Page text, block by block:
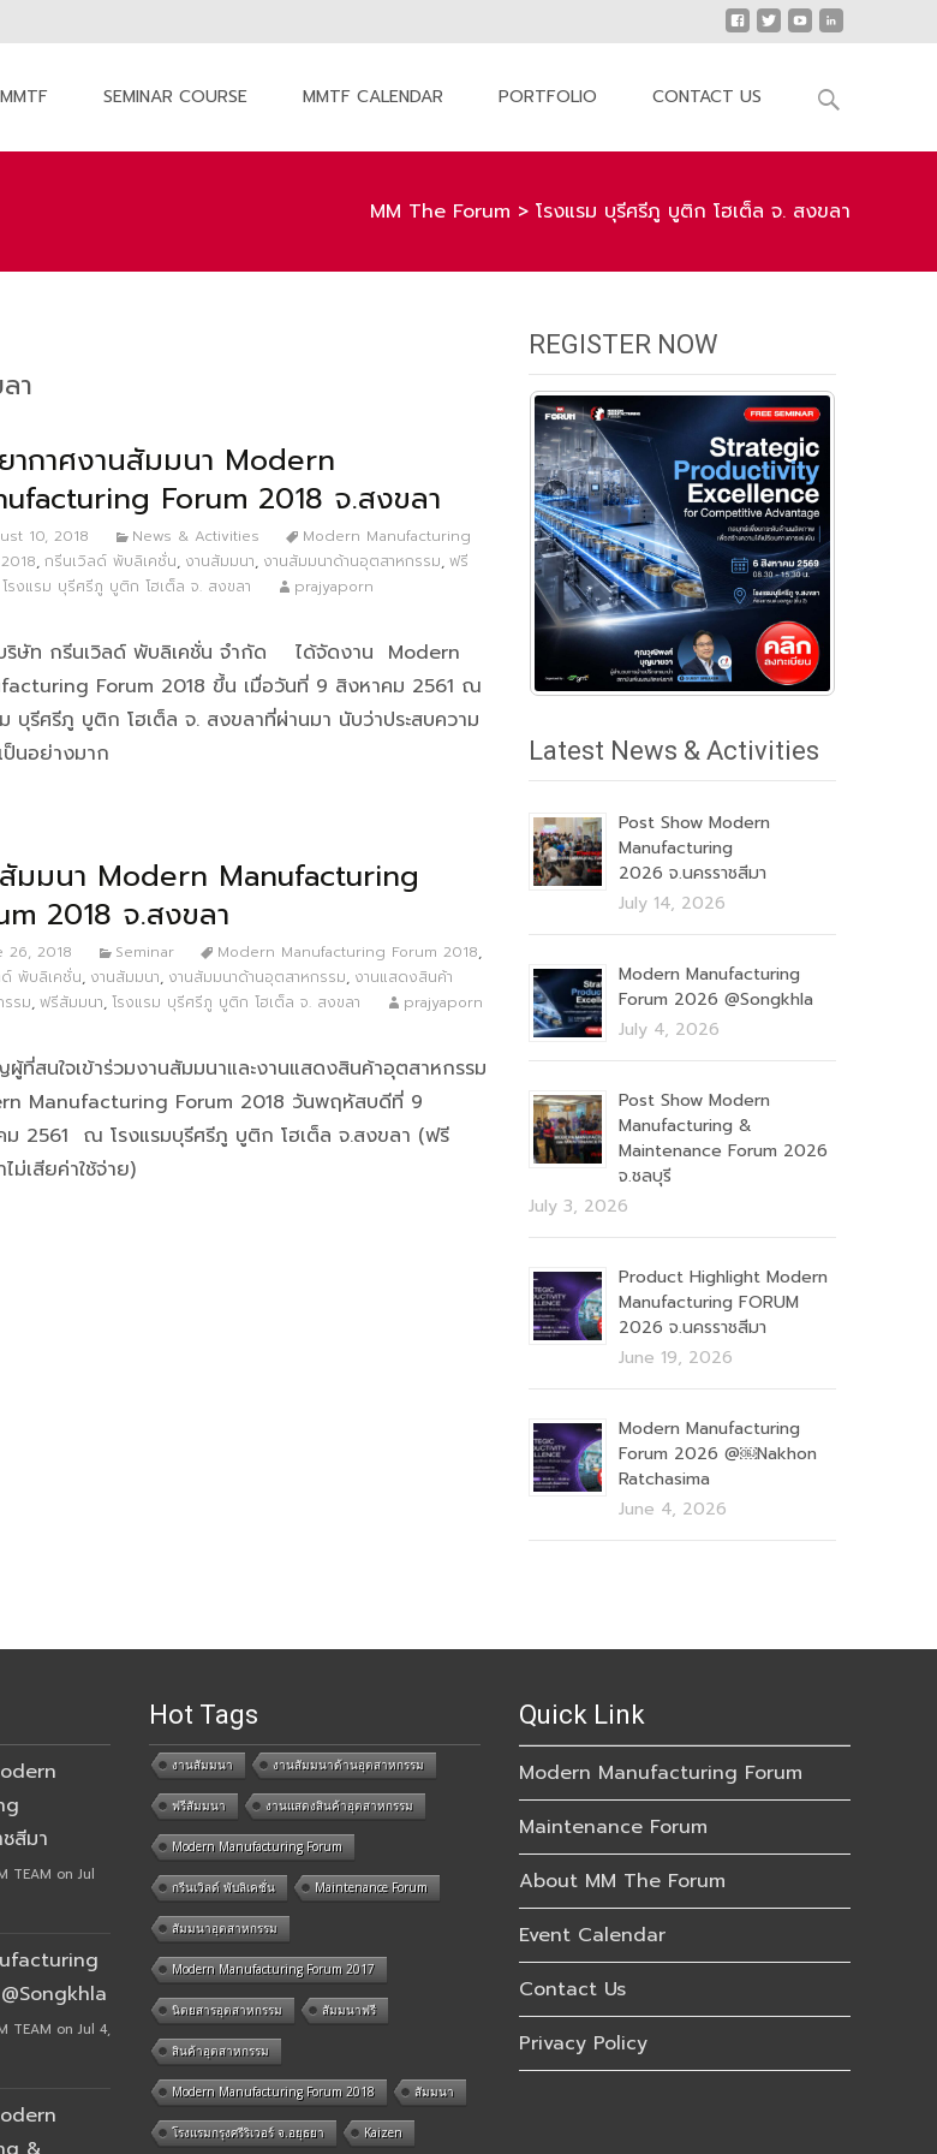
SEMINAR COURSE MMTF CALENDAR PORTFOLIO CONTACT US
Search
MM The Forum > โรงแรม บุรีศรีภู บูติก โฮเต็ล จ. สงขลา
า
ากาศงานสัมมนา Modern
Forum 2018 จ.สงขลา
10, 2018 News & Activities
Modern Manufacturing
, กรีนเวิลด์ พับลิเคชั่น, งานสัมมนา, งานสัมมนาด้านอุตสาหกรรม, ฟรี
โรงแรม บุรีศรีภู บูติก โฮเต็ล จ. สงขลา prajyaporn
ริษัท กรีนเวิลด์ พับลิเคชั่น จำกัด ได้จัดงาน Modern
Forum 2018 ขึ้น เมื่อวันที่ 9 สิงหาคม 2561 ณ
บุรีศรีภู บูติก โฮเต็ล จ. สงขลาที่ผ่านมา นับว่าประสบความ
ป็นอย่างมาก
มมนา Modern Manufacturing
2018 จ.สงขลา
26, 2018 Seminar Modern Manufacturing Forum 2018,
พับลิเคชั่น, งานสัมมนา, งานสัมมนาด้านอุตสาหกรรม, งานแสดงสินค้า
รม, ฟรีสัมมนา, โรงแรม บุรีศรีภู บูติก โฮเต็ล จ. สงขลา prajyaporn
ผู้ที่สนใจเข้าร่วมงานสัมมนาและงานแสดงสินค้าอุตสาหกรรม
Manufacturing Forum 2018 วันพฤหัสบดีที่ 9
ม 2561 ณ โรงแรมบุรีศรีภู บูติก โฮเต็ล จ.สงขลา (ฟรี
ม่เสียค่าใช้จ่าย)
REGISTER NOW
Latest News & Activities
Post Show Modern
Manufacturing
2026 จ.นครราชสีมา
July 14, 2026
Modern Manufacturing
Forum 2026 @Songkhla
July 4, 2026
Post Show Modern
Manufacturing &
Maintenance Forum 2026
จ.ชลบุรี
July 3, 2026
Product Highlight Modern
Manufacturing FORUM
2026 จ.นครราชสีมา
June 19, 2026
Modern Manufacturing
Forum 2026 @￼Nakhon
Ratchasima
June 4, 2026
สีมา
TEAM on Jul
TEAM on Jul 4,
Hot Tags
งานสัมมนา งานสัมมนาด้านอุตสาหกรรม
ฟรีสัมมนา งานแสดงสินค้าอุตสาหกรรม
Modern Manufacturing Forum
กรีนเวิลด์ พับลิเคชั่น Maintenance Forum
สัมมนาอุตสาหกรรม
Modern Manufacturing Forum 2017
นิตยสารอุตสาหกรรม สัมมนาฟรี
สินค้าอุตสาหกรรม
Modern Manufacturing Forum 2018 สัมมนา
โรงแรมกรุงศรีริเวอร์ จ.อยุธยา Kaizen
Quick Link
Modern Manufacturing Forum
Maintenance Forum
About MM The Forum
Event Calendar
Contact Us
Privacy Policy